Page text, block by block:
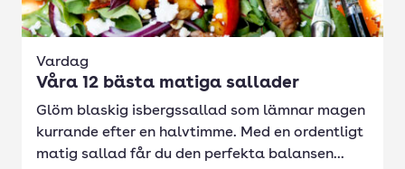
Vardag
Våra 12 bästa matiga sallader
Glöm blaskig isbergssallad som lämnar magen
kurrande efter en halvtimme. Med en ordentligt
matig sallad får du den perfekta balansen...